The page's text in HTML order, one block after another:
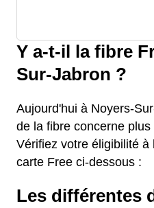
Y a-t-il la fibre
Sur-Jabron ?
Aujourd'hui à Noyers-
de la fibre concerne
Vérifiez votre éligibilité
carte Free ci-dessous :
Les différentes